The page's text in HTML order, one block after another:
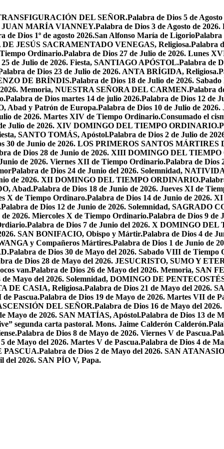
DEL SEÑOR.Palabra de Dios 5 de
JUAN MARÍA VIANNEY.Palabra de Dios 3 de Agosto de
de Dios 1º de agosto 2026.San Alfonso María de LigorioPalabra
JESÚS SACRAMENTADO VENEGAS, Religiosa.Palabra
Ordinario.Palabra de Dios 27 de Julio de 2026. Lunes
de Julio de 2026. Fiesta, SANTIAGO APÓSTOL.Palabra de
de Dios 23 de Julio de 2026. ANTA BRÍGIDA, Religiosa.
DE BRÍNDIS.Palabra de Dios 18 de Julio de 2026.
2026. Memoria, NUESTRA SEÑORA DEL CARMEN.Palabra
Palabra de Dios martes 14 de julio 2026.Palabra de Dios 12 de
Abad y Patrón de Europa.Palabra de Dios 10 de Julio de
de 2026. Martes XIV de Tiempo Ordinario.Consumado el
Julio de 2026. XIV DOMINGO DEL TIEMPO ORDINARIO.
SANTO TOMÁS, Apóstol.Palabra de Dios 2 de Julio de
30 de Junio de 2026. LOS PRIMEROS SANTOS
de Dios 28 de Junio de 2026. XIII DOMINGO DEL
de 2026. Viernes XII de Tiempo Ordinario.Palabra de Dios
Palabra de Dios 24 de Junio del 2026. Solemnidad,
de 2026. XII DOMINGO DEL TIEMPO ORDINARIO.
Abad.Palabra de Dios 18 de Junio de 2026. Jueves XI de
X de Tiempo Ordinaro.Palabra de Dios 14 de Junio de
Palabra de Dios 12 de Junio de 2026. Solemnidad, SAGRADO
2026. Miercoles X de Tiempo Ordinario.Palabra de Dios 9 de
Palabra de Dios 7 de Junio del 2026. X DOMINGO
SAN BONIFACIO, Obispo y Mártir.Palabra de Dios 4 de
y Compañeros Mártires.Palabra de Dios 1 de Junio de
Palabra de Dios 30 de Mayo del 2026. Sabado VIII de Tiempo
de Dios 28 de Mayo del 2026. JESUCRISTO, SUMO Y
van.Palabra de Dios 26 de Mayo del 2026. Memoria, SAN
de Mayo del 2026. Solemnidad, DOMINGO DE
DE CASIA, Religiosa.Palabra de Dios 21 de Mayo del 2026.
Pascua.Palabra de Dios 19 de Mayo de 2026. Martes VII de
DEL SEÑOR.Palabra de Dios 16 de Mayo del
Mayo de 2026. SAN MATÍAS, Apóstol.Palabra de Dios 13 de
segunda carta pastoral. Mons. Jaime Calderón Calderón.
Palabra de Dios 8 de Mayo de 2026. Viernes V de Pascua.
de Mayo del 2026. Martes V de Pascua.Palabra de Dios 4 de
PASCUA.Palabra de Dios 2 de Mayo del 2026. SAN
del 2026. SAN PÍO V, Papa.